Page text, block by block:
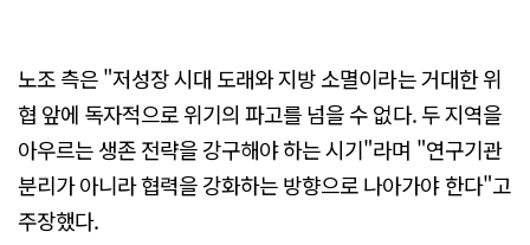
노조 측은 "저성장 시대 도래와 지방 소멸이라는 거대한 위
협 앞에 독자적으로 위기의 파고를 넘을 수 없다. 두 지역을
아우르는 생존 전략을 강구해야 하는 시기"라며 "연구기관
분리가 아니라 협력을 강화하는 방향으로 나아가야 한다"고
주장했다.